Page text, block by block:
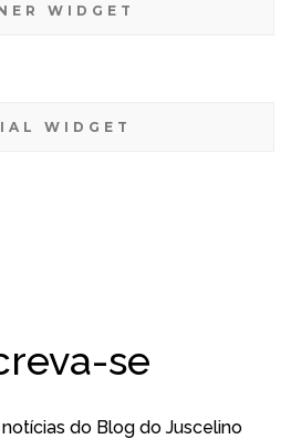
WIDGET
WIDGET
se
do Blog do Juscelino